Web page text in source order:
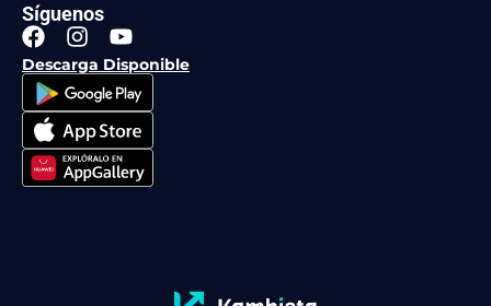
Síguenos
F
a
c
e
b
o
o
k
I
n
s
t
a
g
r
a
Y
o
u
t
u
b
e
Descarga Disponible